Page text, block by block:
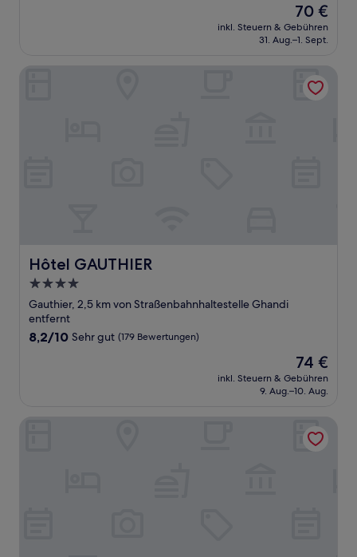
Bewertungen)
Der
Preis
beträgt
70 €
inkl. Steuern & Gebühren
31. Aug.–1. Sept.
Hôtel GAUTHIER
Hôtel GAUTHIER
4.0-
Sterne-
Unterkunft
Gauthier, 2,5 km von Straßenbahnhaltestelle Ghandi
entfernt
8.2
Bewertungen)
8,2/10 Sehr gut (179 Bewertungen)
Der
Preis
beträgt
74 €
inkl. Steuern & Gebühren
9. Aug.–10. Aug.